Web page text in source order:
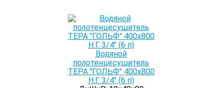
Водяной
полотенцесушитель
ТЕРА "ГОЛЬФ" 400х800
Н.Г. 3/4" (6 п)